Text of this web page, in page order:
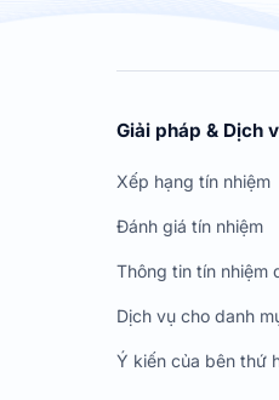
Giải pháp & Dịch
Xếp hạng tín nhiệm
Đánh giá tín nhiệm
Thông tin tín nhiệm
Dịch vụ cho danh
Ý kiến của bên thứ